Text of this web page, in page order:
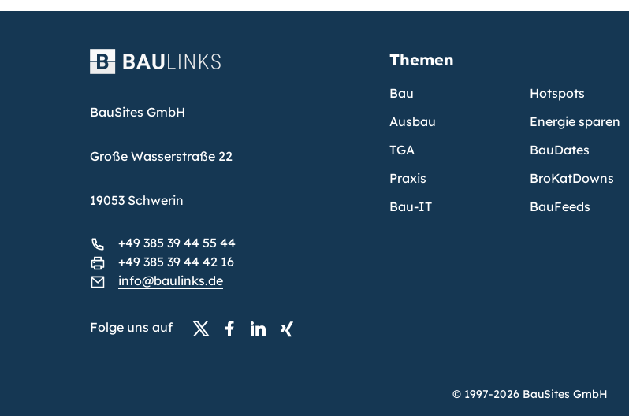
BauSites GmbH
Große Wasserstraße 22
19053 Schwerin
+49 385 39 44 55 44
+49 385 39 44 42 16
info@baulinks.de
Folge uns auf
Themen
Bau
Ausbau
TGA
Praxis
Bau-IT
Hotspots
Energie sparen
BauDates
BroKatDowns
BauFeeds
© 1997-2026 BauSites GmbH